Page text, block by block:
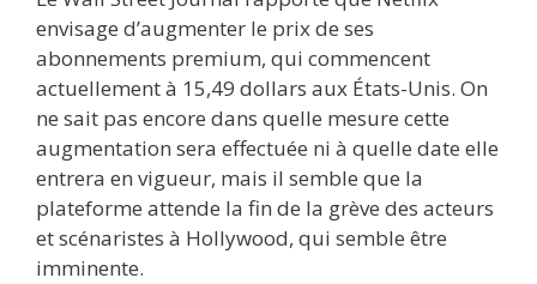
envisage d’augmenter le prix de ses
abonnements premium, qui commencent
actuellement à 15,49 dollars aux États-Unis. On
ne sait pas encore dans quelle mesure cette
augmentation sera effectuée ni à quelle date elle
entrera en vigueur, mais il semble que la
plateforme attende la fin de la grève des acteurs
et scénaristes à Hollywood, qui semble être
imminente.